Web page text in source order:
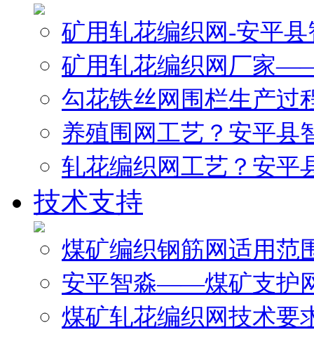
矿用轧花编织网-安平
矿用轧花编织网厂家
勾花铁丝网围栏生产过
养殖围网工艺？安平县
轧花编织网工艺？安平
技术支持
煤矿编织钢筋网适用范
安平智淼——煤矿支护
煤矿轧花编织网技术要